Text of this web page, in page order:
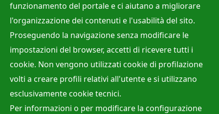
Ufficio Contabilità e Bilancio
Ufficio per la Ricerca
Ufficio per la Didattica
Site Map Privacy policy Accessibilità Cookie Policy
Webmaster: Dr. Raffaele Viola
Direttore:Prof. Mariano Parente
funzionamento del portale e ci aiutano a migliorare
l'organizzazione dei contenuti e l'usabilità del sito.
Proseguendo la navigazione senza modificare le
impostazioni del browser, accetti di ricevere tutti i
cookie. Non vengono utilizzati cookie di profilazione
volti a creare profili relativi all'utente e si utilizzano
esclusivamente cookie tecnici.
Per informazioni o per modificare la configurazione